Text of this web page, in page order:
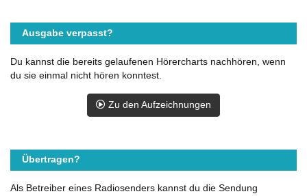
Ausgabe verpasst?
Du kannst die bereits gelaufenen Hörercharts nachhören, wenn
du sie einmal nicht hören konntest.
Zu den Aufzeichnungen
Übertragen?
Als Betreiber eines Radiosenders kannst du die Sendung